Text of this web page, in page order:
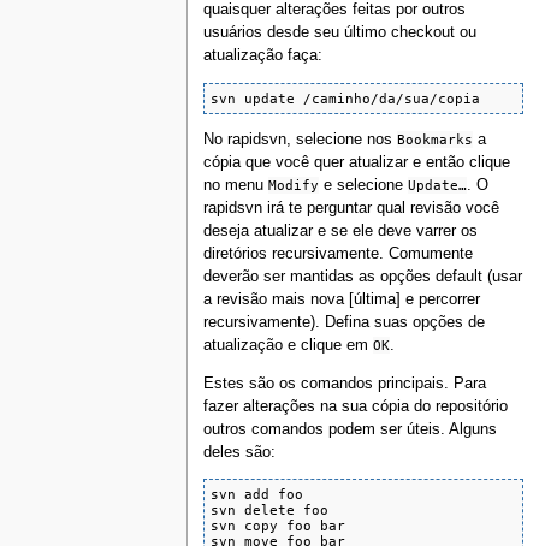
quaisquer alterações feitas por outros
usuários desde seu último checkout ou
atualização faça:
svn update /caminho/da/sua/copia
No rapidsvn, selecione nos Bookmarks a
cópia que você quer atualizar e então clique
no menu Modify e selecione Update…. O
rapidsvn irá te perguntar qual revisão você
deseja atualizar e se ele deve varrer os
diretórios recursivamente. Comumente
deverão ser mantidas as opções default (usar
a revisão mais nova [última] e percorrer
recursivamente). Defina suas opções de
atualização e clique em OK.
Estes são os comandos principais. Para
fazer alterações na sua cópia do repositório
outros comandos podem ser úteis. Alguns
deles são:
svn add foo
svn delete foo
svn copy foo bar
svn move foo bar